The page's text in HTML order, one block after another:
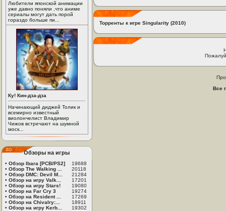
Любители японской анимации
уже давно поняли ,что аниме
сериалы могут дать порой
гораздо больше пи...
Ку! Кин-дза-дза
Начинающий диджей Толик и
всемирно известный
виолончелист Владимир
Чижов встречают на шумной
моск...
Обзоры на игры
• Обзор Ibara [PCB/PS2]
19688
• Обзор The Walking ...
20118
• Обзор DMC: Devil M...
21284
• Обзор на игру Valk...
17201
• Обзор на игру Stars!
19080
• Обзор на Far Cry 3
19274
• Обзор на Resident ...
17269
• Обзор на Chivalry:...
18911
• Обзор на игру Kerb...
19302
Торренты к игре Singularity (2010)
Все